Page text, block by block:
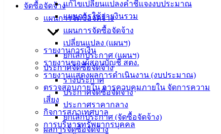
จัดซื้อจัดจ้าง
แผนการจัดซื้อจัดจ้าง
แผนการจัดซื้อจัดจ้าง
เปลี่ยนแปลง (แผนฯ)
ยกเลิกประกาศ (แผนฯ)
ประกาศจัดซื้อจัดจ้าง
ร่างประกาศ
ประกาศจัดซื้อจัดจ้าง
ประกาศราคากลาง
ยกเลิกประกาศ (จัดซื้อจัดจ้าง)
ผลการจัดซื้อจัดจ้าง
แก้ไขเปลี่ยนแปลงคำชี้แจงงบประมาณ
แผนการใช้จ่ายงินรวม
รายงานการเงิน
รายงานของผู้สอบบัญชี สตง.
รายงานแสดงผลการดำเนินงาน (งบประมาณ)
ตรวจสอบภายใน การควบคุมภายใน จัดการความ
เสี่ยง
กิจการสภาเทศบาล
การบริหารทรัพยากรบุคคล
(Knowledge
Management)
เทศบาล
ประวัติ